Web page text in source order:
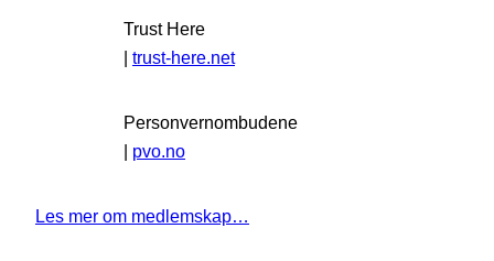
Trust Here
trust-here.net
Personvernombudene
| pvo.no
Les mer om medlemskap…